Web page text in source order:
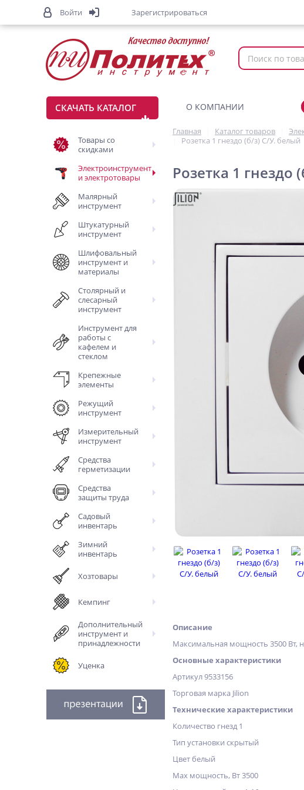
СКАЧАТЬ КАТАЛОГ
Товары со
скидками
Электроинструмент
и электротовары
Малярный
инструмент
Штукатурный
инструмент
Шлифовальный
инструмент и
материалы
Столярный и
слесарный
инструмент
Инструмент для
работы с
кафелем и
стеклом
Крепежные
элементы
Режущий
инструмент
Измерительный
инструмент
Средства
герметизации
Средства
защиты труда
Садовый
инвентарь
Зимний
инвентарь
Хозтовары
Кемпинг
Дополнительный
инструмент и
принадлежности
Уценка
О КОМПАНИИ
Главная Каталог товаров
Розетка 1 гнездо (б/з) С/У. белый
Розетка 1 гнездо
Описание
Максимальная мощность 3500 Вт,
Основные характеристики
Артикул 9533156
Торговая марка Jilion
Технические характеристики
Количество гнезд 1
Тип установки скрытый
Цвет белый
Max мощность, Вт 3500
Войти Зарегистрироваться